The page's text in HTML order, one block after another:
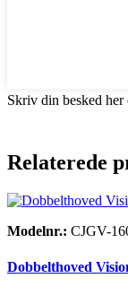
Skriv din besked her
Relaterede
Modelnr.: CJGV-
Dobbelthoved